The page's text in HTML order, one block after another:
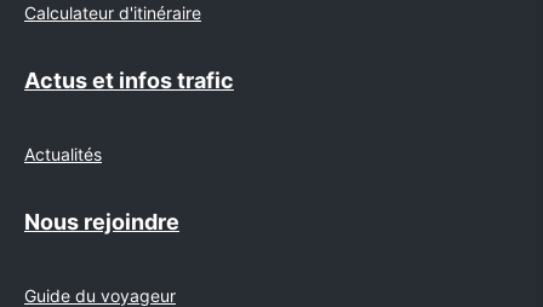
Calculateur d'itinéraire
Actus et infos trafic
Actualités
Nous rejoindre
Guide du voyageur